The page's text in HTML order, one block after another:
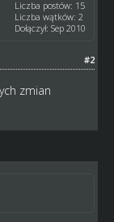
Liczba postów: 15
Liczba wątków: 2
Dołączył: Sep 2010
#2
zmian